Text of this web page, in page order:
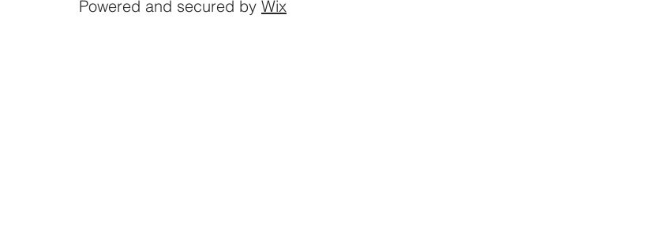
Powered and secured by Wix